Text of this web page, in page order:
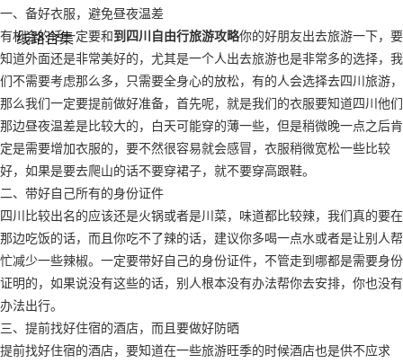
线路合集
一、备好衣服，避免昼夜温差
有机会的话一定要和到四川自由行旅游攻略你的好朋友出去旅游一下，要
知道外面还是非常美好的，尤其是一个人出去旅游也是非常多的选择，我
们不需要考虑那么多，只需要全身心的放松，有的人会选择去四川旅游，
那么我们一定要提前做好准备，首先呢，就是我们的衣服要知道四川他们
那边昼夜温差是比较大的，白天可能穿的薄一些，但是稍微晚一点之后肯
定是需要增加衣服的，要不然很容易就会感冒，衣服稍微宽松一些比较
好，如果是要去爬山的话不要穿裙子，就不要穿高跟鞋。
二、带好自己所有的身份证件
四川比较出名的应该还是火锅或者是川菜，味道都比较辣，我们真的要在
那边吃饭的话，而且你吃不了辣的话，建议你多喝一点水或者是让别人帮
忙减少一些辣椒。一定要带好自己的身份证件，不管走到哪都是需要身份
证明的，如果说没有这些的话，别人根本没有办法帮你去安排，你也没有
办法出行。
三、提前找好住宿的酒店，而且要做好防晒
提前找好住宿的酒店，要知道在一些旅游旺季的时候酒店也是供不应求